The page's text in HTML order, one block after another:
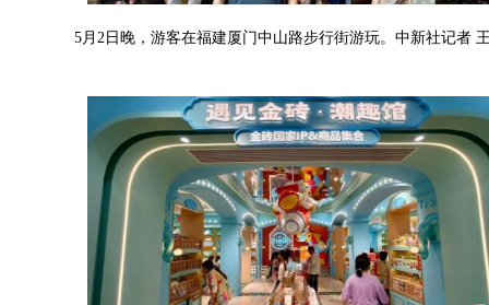
5月2日晚，游客在福建厦门中山路步行街游玩。中新社记者